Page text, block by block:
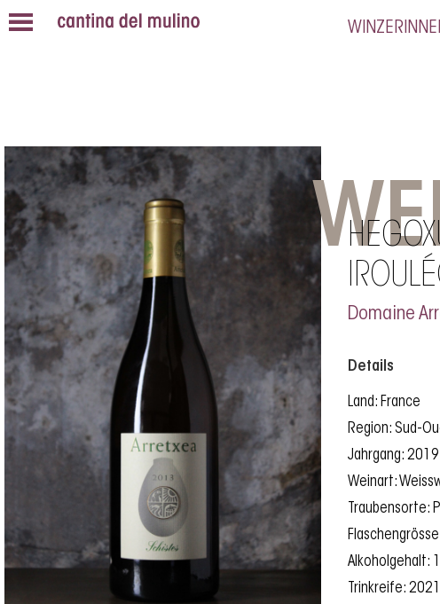
Domaine
Details
Land: France
Region: Sud-
Jahrgang: 2019
Weinart:
Traubensorte:
Alkoholgehalt:
Trinkreife: